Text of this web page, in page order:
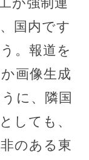
国内です
。報道を
画像生成
に、隣国
しても、
のある東